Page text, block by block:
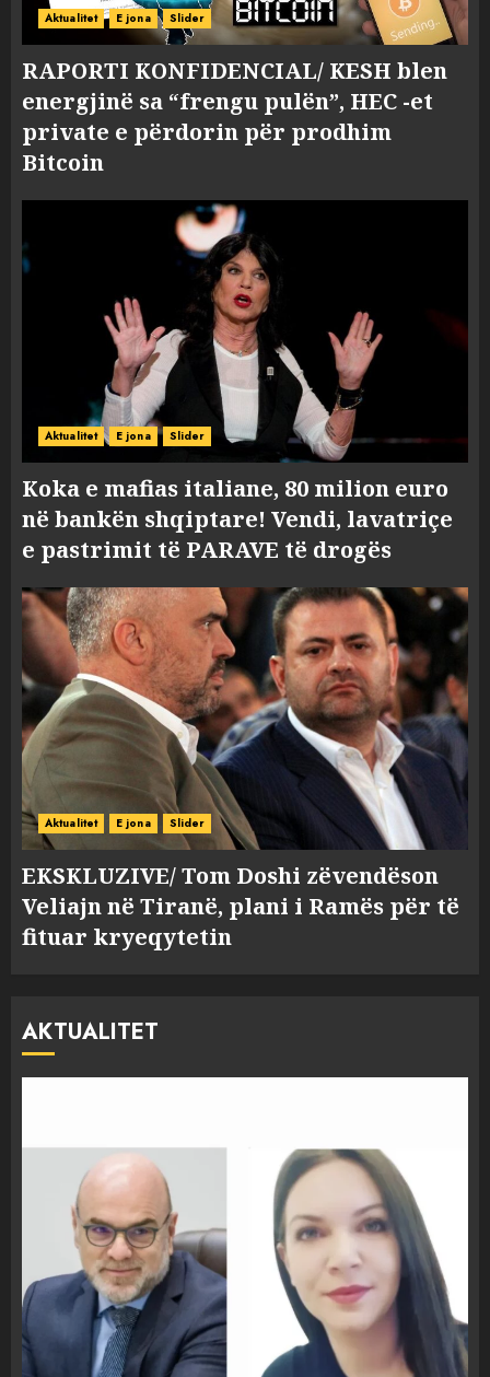
Aktualitet E jona Slider
RAPORTI KONFIDENCIAL/ KESH blen
energjinë sa “frengu pulën”, HEC -et
private e përdorin për prodhim
Bitcoin
Aktualitet E jona Slider
Koka e mafias italiane, 80 milion euro
në bankën shqiptare! Vendi, lavatriçe
e pastrimit të PARAVE të drogës
Aktualitet E jona Slider
EKSKLUZIVE/ Tom Doshi zëvendëson
Veliajn në Tiranë, plani i Ramës për të
fituar kryeqytetin
AKTUALITET